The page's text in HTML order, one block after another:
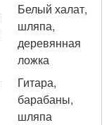
Белый халат,
шляпа,
деревянная
ложка
Гитара,
барабаны,
шляпа